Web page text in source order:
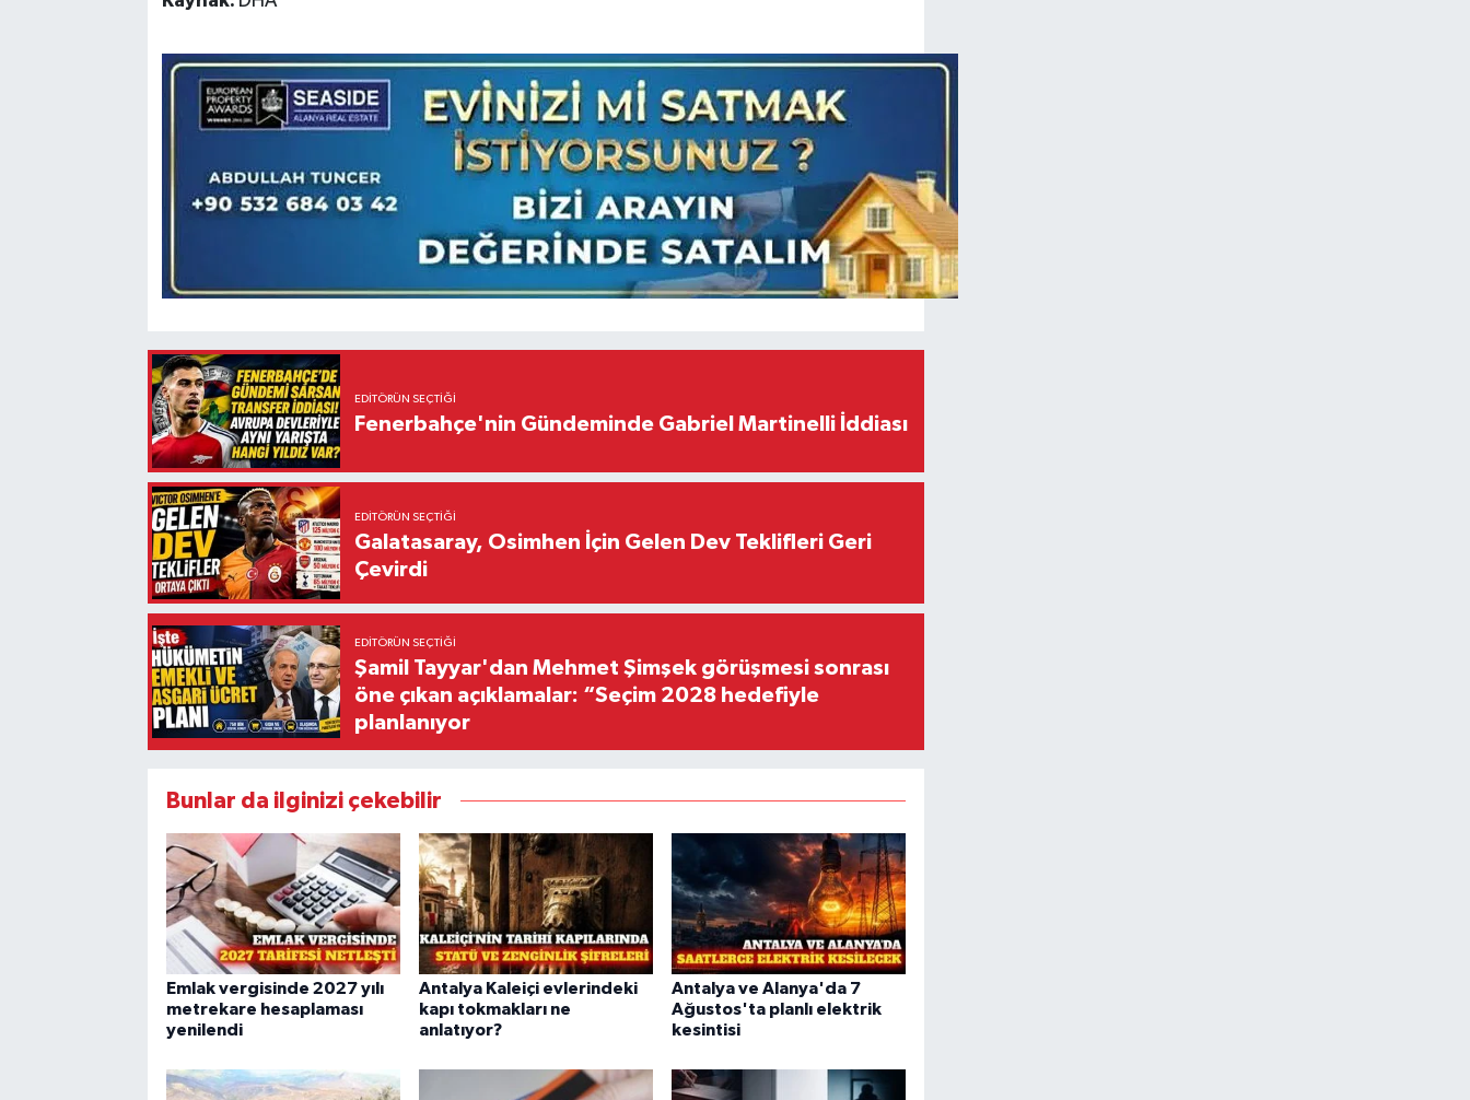
EDITÖRÜN SEÇTIĞI
Fenerbahçe'nin Gündeminde Gabriel Martinelli İddiası
EDITÖRÜN SEÇTIĞI
Galatasaray, Osimhen İçin Gelen Dev Teklifleri Geri
Çevirdi
EDITÖRÜN SEÇTIĞI
Şamil Tayyar'dan Mehmet Şimşek görüşmesi sonrası
öne çıkan açıklamalar: “Seçim 2028 hedefiyle
planlanıyor
Bunlar da ilginizi çekebilir
Emlak vergisinde 2027 yılı
metrekare hesaplaması
yenilendi
Antalya Kaleiçi evlerindeki
kapı tokmakları ne
anlatıyor?
Antalya ve Alanya'da 7
Ağustos'ta planlı elektrik
kesintisi